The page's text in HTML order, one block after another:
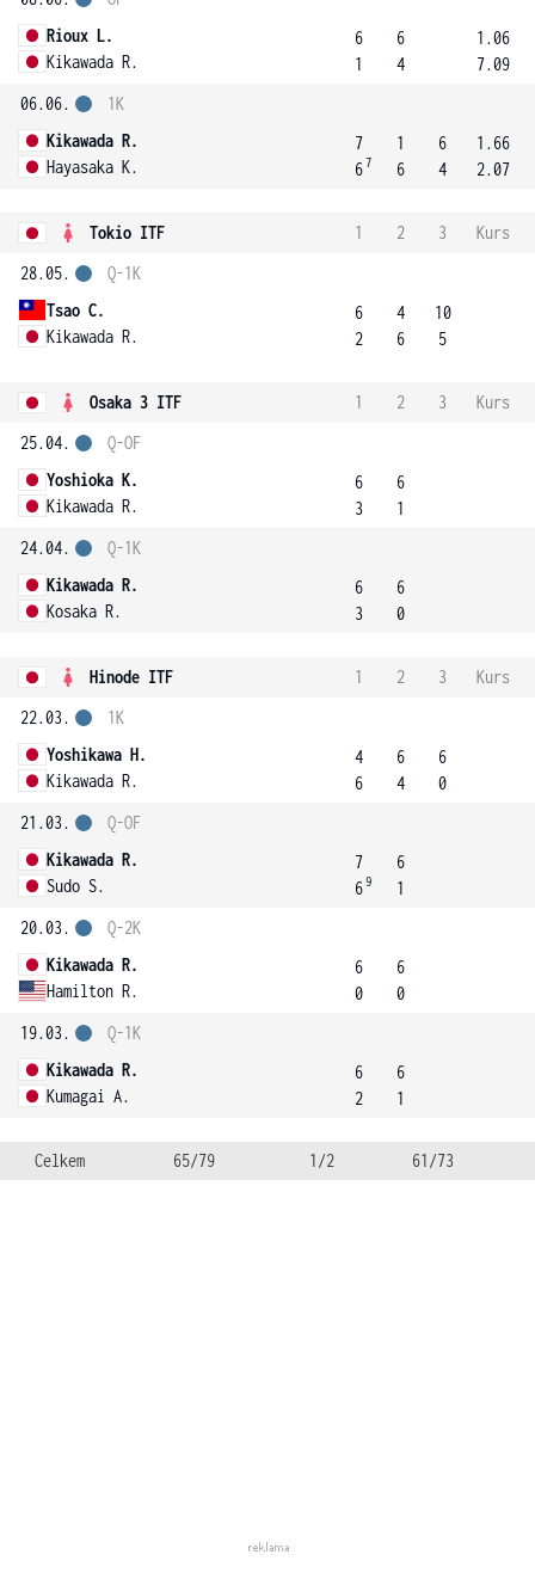
Rioux L.
Kikawada R.
6
1
6
4
1.06
7.09
06.06.
Kikawada R.
Hayasaka K.
1K
7
67
1
6
6
4
1.66
2.07
Tokio ITF 1 2 3
Kurs
28.05.
Tsao C.
Kikawada R.
Q-1K
6
2
4
6
10
5
Osaka 3 ITF 1 2 3
Kurs
25.04.
Yoshioka K.
Kikawada R.
Q-OF
6
3
6
1
24.04.
Kikawada R.
Kosaka R.
Q-1K
6
3
6
0
Hinode ITF 1 2 3
Kurs
22.03.
Yoshikawa H.
Kikawada R.
1K
4
6
6
4
6
0
21.03.
Kikawada R.
Sudo S.
Q-OF
7
69
6
1
20.03.
Kikawada R.
Hamilton R.
Q-2K
6
0
6
0
19.03.
Kikawada R.
Kumagai A.
Q-1K
6
2
6
1
Celkem 65/79 1/2 61/73